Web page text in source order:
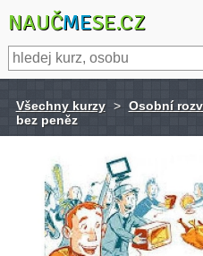
NAUČMESE.CZ
Všechny kurzy > Osobní
bez peněz